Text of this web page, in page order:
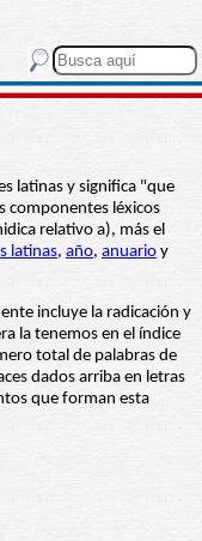
latinas y significa "que
componentes léxicos
relativo a), más el
latinas, año, anuario y
incluye la radicación y
la tenemos en el índice
total de palabras de
dados arriba en letras
que forman esta